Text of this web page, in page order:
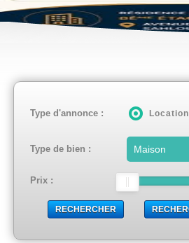
Type d'annonce : Location
Type de bien :
Prix :